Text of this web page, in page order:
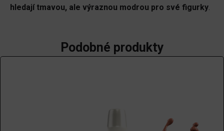
hledají tmavou, ale výraznou modrou pro své figurky
Podobné produkty